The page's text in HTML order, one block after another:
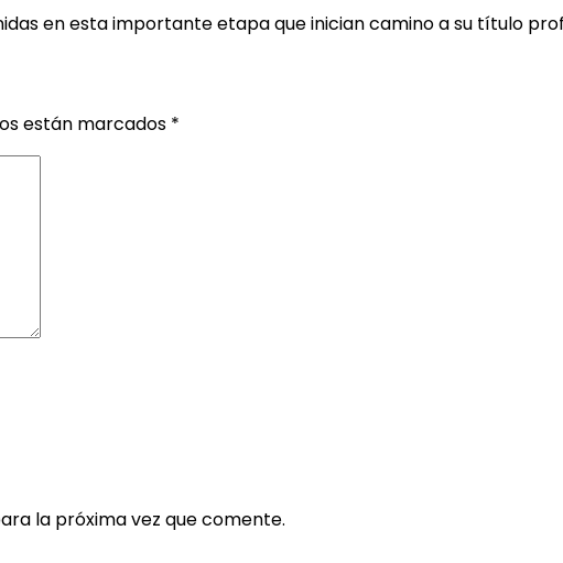
en esta importante etapa que inician camino a su título
están marcados *
la próxima vez que comente.